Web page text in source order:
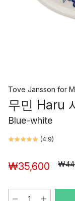
Tove Jansson for
무민 Haru
Blue-white
(4.9)
₩35,600